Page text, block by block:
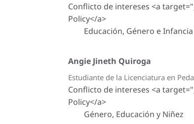
Conflicto de intereses <a
Policy</a>
Educación, Género e Infancia
Angie Jineth Quiroga
Estudiante de la Licenciatura en
Conflicto de intereses <a
Policy</a>
Género, Educación y Niñez